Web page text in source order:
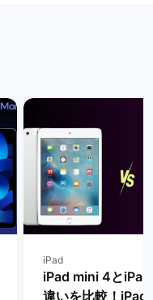
iPad
iPad mini 4と
違いを比較！iPad